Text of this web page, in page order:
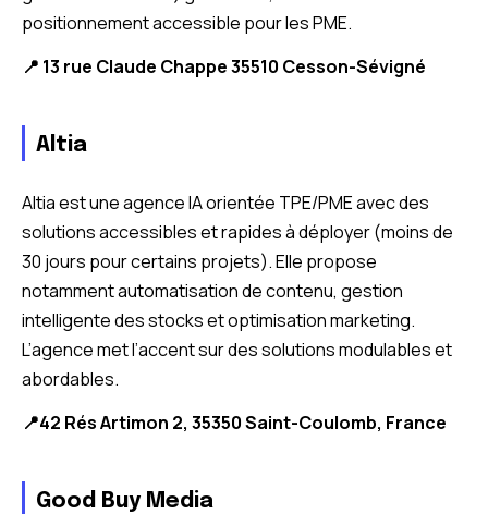
positionnement accessible pour les PME.
📍 13 rue Claude Chappe 35510 Cesson-Sévigné
Altia
Altia est une agence IA orientée TPE/PME avec des
solutions accessibles et rapides à déployer (moins de
30 jours pour certains projets). Elle propose
notamment automatisation de contenu, gestion
intelligente des stocks et optimisation marketing.
L’agence met l’accent sur des solutions modulables et
abordables.
📍42 Rés Artimon 2, 35350 Saint-Coulomb, France
Good Buy Media